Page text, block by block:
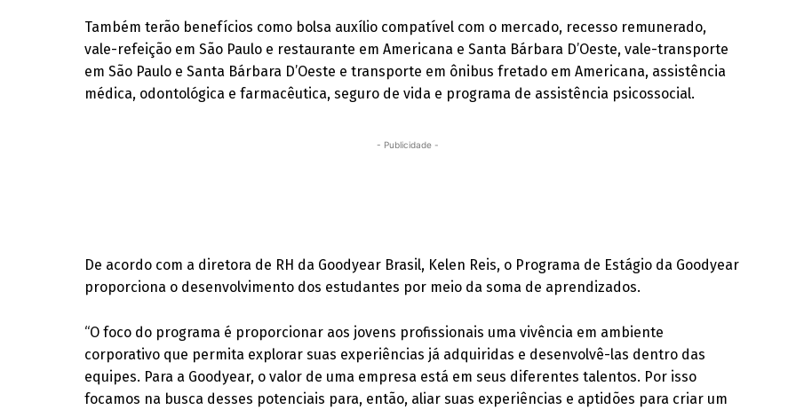
Também terão benefícios como bolsa auxílio compatível com o mercado, recesso remunerado,
vale-refeição em São Paulo e restaurante em Americana e Santa Bárbara D’Oeste, vale-transporte
em São Paulo e Santa Bárbara D’Oeste e transporte em ônibus fretado em Americana, assistência
médica, odontológica e farmacêutica, seguro de vida e programa de assistência psicossocial.
- Publicidade -
De acordo com a diretora de RH da Goodyear Brasil, Kelen Reis, o Programa de Estágio da Goodyear
proporciona o desenvolvimento dos estudantes por meio da soma de aprendizados.
“O foco do programa é proporcionar aos jovens profissionais uma vivência em ambiente
corporativo que permita explorar suas experiências já adquiridas e desenvolvê-las dentro das
equipes. Para a Goodyear, o valor de uma empresa está em seus diferentes talentos. Por isso
focamos na busca desses potenciais para, então, aliar suas experiências e aptidões para criar um